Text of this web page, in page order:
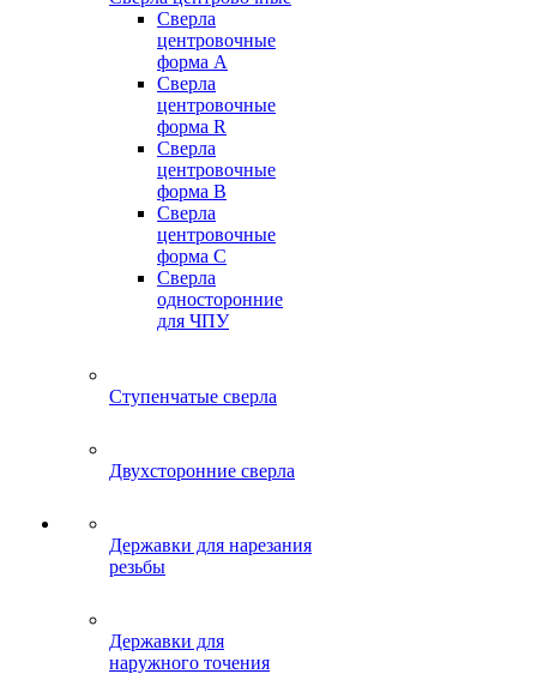
Сверла
центровочные
форма A
Сверла
центровочные
форма R
Сверла
центровочные
форма B
Сверла
центровочные
форма C
Сверла
односторонние
для ЧПУ
Ступенчатые сверла
Двухсторонние сверла
Державки для нарезания
резьбы
Державки для
наружного точения